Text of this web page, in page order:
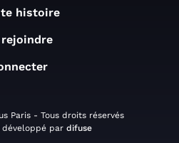
histoire
rejoindre
Paris - Tous droits réservés
par difuse